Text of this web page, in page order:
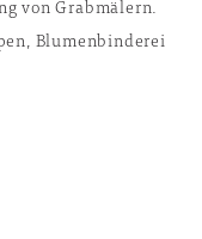
von Grabmälern.
Blumenbinderei